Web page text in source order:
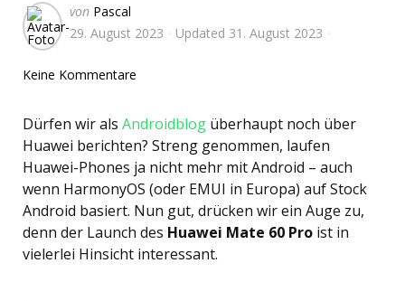
Geschrieben
von
von Pascal
29. August 2023
Updated 31. August 2023
Keine Kommentare
Dürfen wir als Androidblog überhaupt noch über
Huawei berichten? Streng genommen, laufen
Huawei-Phones ja nicht mehr mit Android – auch
wenn HarmonyOS (oder EMUI in Europa) auf Stock
Android basiert. Nun gut, drücken wir ein Auge zu,
denn der Launch des Huawei Mate 60 Pro ist in
vielerlei Hinsicht interessant.